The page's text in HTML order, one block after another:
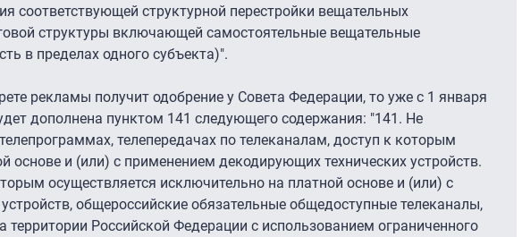
соответствующей структурной перестройки вещательных
структуры включающей самостоятельные вещательные
в пределах одного субъекта)".
рекламы получит одобрение у Совета Федерации, то уже с 1 января
дополнена пунктом 141 следующего содержания: "141. Не
телепередачах по телеканалам, доступ к которым
основе и (или) с применением декодирующих технических устройств.
осуществляется исключительно на платной основе и (или) с
общероссийские обязательные общедоступные телеканалы,
Российской Федерации с использованием ограниченного